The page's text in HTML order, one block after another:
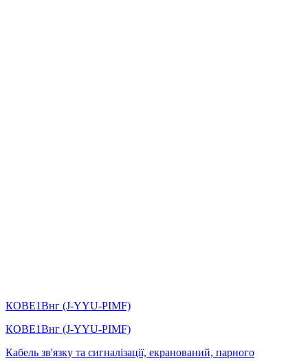
КОВЕ1Внг (J-YYU-PIMF)
КОВЕ1Внг (J-YYU-PIMF)
Кабель зв'язку та сигналізації, екранований, парного